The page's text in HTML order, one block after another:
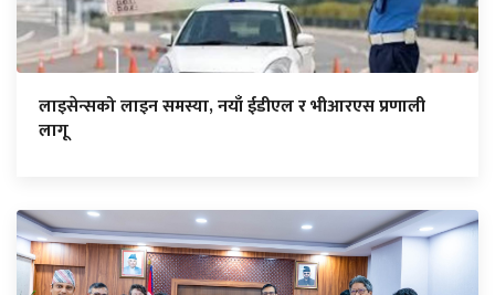
लाइसेन्सको लाइन समस्या, नयाँ ईडीएल र भीआरएस प्रणाली
लागू